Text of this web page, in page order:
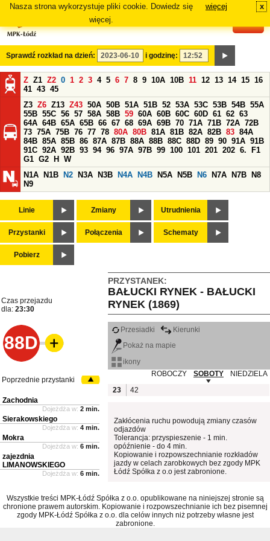
Nasza strona wykorzystuje pliki cookie. Dowiedz się
więcej.
więcej x
Sprawdź rozkład na dzień: i godzinę:
Z Z1 Z2 0 1 2 3 4 5 6 7 8 9 10A 10B 11 12 13 14 15 16
41 43 45
Z3 Z6 Z13 Z43 50A 50B 51A 51B 52 53A 53C 53B 54B 55A
55B 55C 56 57 58A 58B 59 60A 60B 60C 60D 61 62 63
64A 64B 65A 65B 66 67 68 69A 69B 70 71A 71B 72A 72B
73 75A 75B 76 77 78 80A 80B 81A 81B 82A 82B 83 84A
84B 85A 85B 86 87A 87B 88A 88B 88C 88D 89 90 91A 91B
91C 92A 92B 93 94 96 97A 97B 99 100 101 201 202 6.
F1
G1 G2 H
W
N1A
N1B N2 N3A N3B N4A N4B N5A N5B N6 N7A N7B
N8
N9
Linie Zmiany Utrudnienia
Przystanki Połączenia Schematy
Pobierz
PRZYSTANEK:
BAŁUCKI RYNEK - BAŁUCKI
RYNEK (1869)
Czas przejazdu
dla: 23:30
88D
Przesiadki
Kierunki
Pokaż na mapie
ikony
ROBOCZY
SOBOTY
NIEDZIELA
23
42
Zakłócenia ruchu powodują zmiany czasów
odjazdów
Tolerancja: przyspieszenie - 1 min.
opóźnienie - do 4 min.
Kopiowanie i rozpowszechnianie rozkładów
jazdy w celach zarobkowych bez zgody MPK
Łódź Spółka z o.o jest zabronione.
Poprzednie przystanki
Zachodnia
Dojeżdża w: 2 min.
Sierakowskiego
Dojeżdża w: 4 min.
Mokra
Dojeżdża w: 6 min.
zajezdnia
LIMANOWSKIEGO
Dojeżdża w: 6 min.
Wszystkie treści MPK-Łódź Spółka z o.o. opublikowane na niniejszej stronie są
chronione prawem autorskim. Kopiowanie i rozpowszechnianie ich bez pisemnej
zgody MPK-Łódź Spółka z o.o. dla celów innych niż potrzeby własne jest
zabronione.